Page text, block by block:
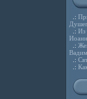
.:
.: Из
.:
.:
.: